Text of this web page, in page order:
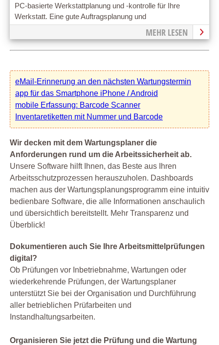
PC-basierte Werkstattplanung und -kontrolle für Ihre
Werkstatt. Eine gute Auftragsplanung und
Aufgabensteuerung ist bereits die halbe Miete.MEHR LESEN
eMail-Erinnerung an den nächsten Wartungstermin
app für das Smartphone iPhone / Android
mobile Erfassung: Barcode Scanner
Inventaretiketten mit Nummer und Barcode
Wir decken mit dem Wartungsplaner die
Anforderungen rund um die Arbeitssicherheit ab.
Unsere Software hilft Ihnen, das Beste aus Ihren
Arbeitsschutzprozessen herauszuholen. Dashboards
machen aus der Wartungsplanungsprogramm eine intuitiv
bedienbare Software, die alle Informationen anschaulich
und übersichtlich bereitstellt. Mehr Transparenz und
Überblick!
Dokumentieren auch Sie Ihre Arbeitsmittelprüfungen
digital?
Ob Prüfungen vor Inbetriebnahme, Wartungen oder
wiederkehrende Prüfungen, der Wartungsplaner
unterstützt Sie bei der Organisation und Durchführung
aller betrieblichen Prüfarbeiten und
Instandhaltungsarbeiten.
Organisieren Sie jetzt die Prüfung und die Wartung